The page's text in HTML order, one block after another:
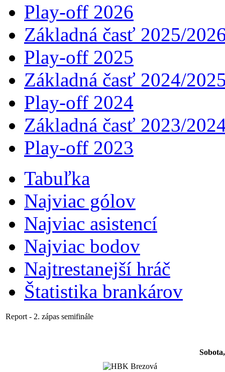
Play-off 2026
Základná časť 2025/
Play-off 2025
Základná časť 2024/
Play-off 2024
Základná časť 2023/
Play-off 2023
Tabuľka
Najviac gólov
Najviac asistencí­
Najviac bodov
Najtrestanejší hráč
Štatistika brankárov
Report - 2. zápas semifinále